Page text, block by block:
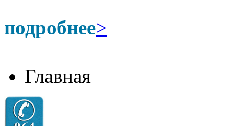
подробнее>
Главная